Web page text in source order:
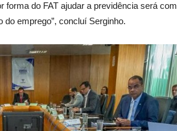
forma do FAT ajudar a previdência será com
emprego”, concluí Serginho.